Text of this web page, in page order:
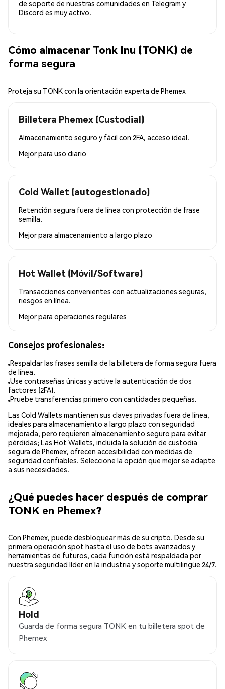
de soporte de nuestras comunidades en Telegram y
Discord es muy activo.
Cómo almacenar Tonk Inu (TONK) de
forma segura
Proteja su TONK con la orientación experta de Phemex
Billetera Phemex (Custodial)
Almacenamiento seguro y fácil con 2FA, acceso ideal.
Mejor para uso diario
Cold Wallet (autogestionado)
Retención segura fuera de línea con protección de frase
semilla.
Mejor para almacenamiento a largo plazo
Hot Wallet (Móvil/Software)
Transacciones convenientes con actualizaciones seguras,
riesgos en línea.
Mejor para operaciones regulares
Consejos profesionales:
Respaldar las frases semilla de la billetera de forma segura fuera
de línea.
Use contraseñas únicas y active la autenticación de dos
factores (2FA).
Pruebe transferencias primero con cantidades pequeñas.
Las Cold Wallets mantienen sus claves privadas fuera de línea,
ideales para almacenamiento a largo plazo con seguridad
mejorada, pero requieren almacenamiento seguro para evitar
pérdidas; Las Hot Wallets, incluida la solución de custodia
segura de Phemex, ofrecen accesibilidad con medidas de
seguridad confiables. Seleccione la opción que mejor se adapte
a sus necesidades.
¿Qué puedes hacer después de comprar
TONK en Phemex?
Con Phemex, puede desbloquear más de su cripto. Desde su
primera operación spot hasta el uso de bots avanzados y
herramientas de futuros, cada función está respaldada por
nuestra seguridad líder en la industria y soporte multilingüe 24/7.
Hold
Guarda de forma segura TONK en tu billetera spot de
Phemex